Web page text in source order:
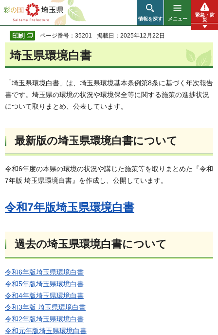
彩の国 埼玉県
情報を探す メニュー
緊急・防
災
ページ番号：35201 掲載日：2025年12月22日
埼玉県環境白書
「埼玉県環境白書」は、埼玉県環境基本条例第8条に基づく年次報告
書です。埼玉県の環境の状況や環境保全等に関する施策の進捗状況
について取りまとめ、公表しています。
最新版の埼玉県環境白書について
令和6年度の本県の環境の状況や講じた施策等を取りまとめた『令和
7年版 埼玉県環境白書』を作成し、公開しています。
令和7年版埼玉県環境白書
過去の埼玉県環境白書について
令和6年版埼玉県環境白書
令和5年版埼玉県環境白書
令和4年版埼玉県環境白書
令和3年版 埼玉県環境白書
令和2年版埼玉県環境白書
令和元年版埼玉県環境白書